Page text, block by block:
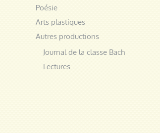
Poésie
Arts plastiques
Autres productions
Journal de la classe Bach
Lectures …